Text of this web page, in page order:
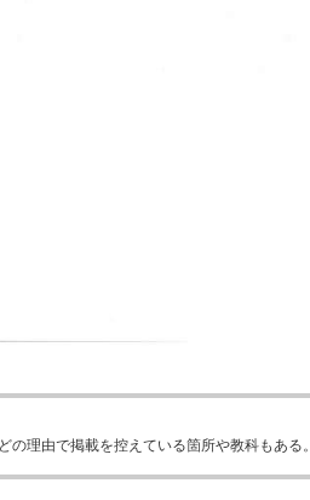
理由で掲載を控えている箇所や教科もある。